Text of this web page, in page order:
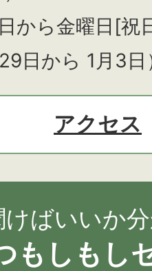
から金曜日[祝
日から 1月3
アクセス
けばいいか
もしもし